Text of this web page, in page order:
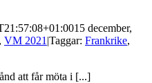
15 december,
, VM 2021 |Taggar: Frankrike,
att får möta i [...]